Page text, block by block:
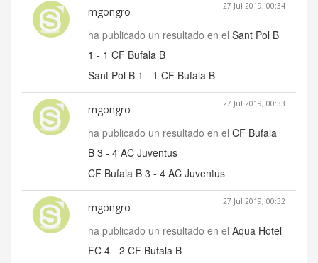
mgongro 27 Jul 2019, 00:34
ha publicado un resultado en el Sant Pol B
1 - 1 CF Bufala B
Sant Pol B 1 - 1 CF Bufala B
mgongro 27 Jul 2019, 00:33
ha publicado un resultado en el CF Bufala
B 3 - 4 AC Juventus
CF Bufala B 3 - 4 AC Juventus
mgongro 27 Jul 2019, 00:32
ha publicado un resultado en el Aqua Hotel
FC 4 - 2 CF Bufala B